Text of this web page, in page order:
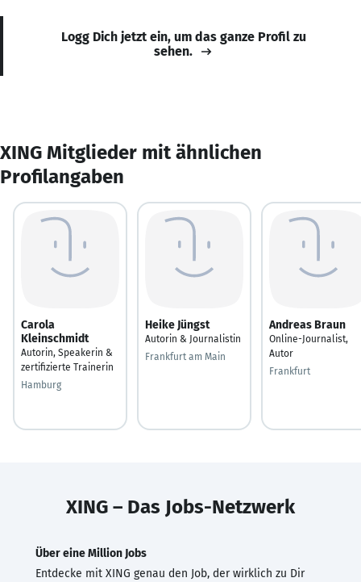
Logg Dich jetzt ein, um das ganze Profil zu
sehen.
XING Mitglieder mit ähnlichen
Profilangaben
Carola
Kleinschmidt
Autorin, Speakerin &
zertifizierte Trainerin
Hamburg
Heike Jüngst
Autorin & Journalistin
Frankfurt am Main
Andreas Braun
Online-Journalist,
Autor
Frankfurt
XING – Das Jobs-Netzwerk
Über eine Million Jobs
Entdecke mit XING genau den Job, der wirklich zu Dir